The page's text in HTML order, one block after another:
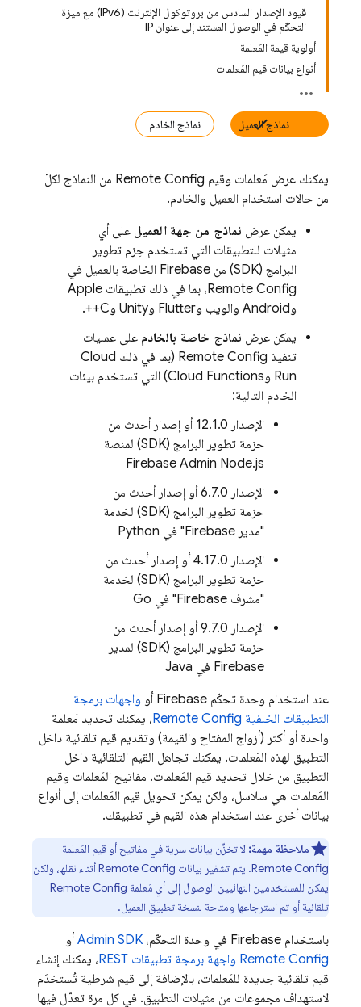
قيود الإصدار السادس من بروتوكول الإنترنت (IPv6) مع ميزة
التحكّم في الوصول المستند إلى عنوان IP
أولوية قيمة المَعلمة
أنواع بيانات قيم المَعلمات
نماذج العميل نماذج الخادم
يمكنك عرض مَعلمات وقيم Remote Config من النماذج لكلّ
من حالات استخدام العميل والخادم.
يمكن عرض نماذج من جهة العميل على أي
مثيلات للتطبيقات التي تستخدم حِزم تطوير
البرامج (SDK) من Firebase الخاصة بالعميل في
Remote Config
، بما في ذلك تطبيقات Apple
وAndroid والويب وFlutter وUnity وC++.
يمكن عرض نماذج خاصة بالخادم على عمليات
تنفيذ Remote Config
(بما في ذلك Cloud
Run وCloud Functions) التي تستخدم بيئات
الخادم التالية:
الإصدار 12.1.0 أو إصدار أحدث من
حزمة تطوير البرامج (SDK) لمنصة
Firebase Admin Node.js
الإصدار 6.7.0 أو إصدار أحدث من
حزمة تطوير البرامج (SDK) لخدمة
"مدير Firebase" في Python
الإصدار 4.17.0 أو إصدار أحدث من
حزمة تطوير البرامج (SDK) لخدمة
"مشرف Firebase" في Go
الإصدار 9.7.0 أو إصدار أحدث من
حزمة تطوير البرامج (SDK) لمدير
Firebase في Java
عند استخدام وحدة تحكّم Firebase أو واجهات برمجة
التطبيقات الخلفية Remote Config، يمكنك تحديد مَعلمة
واحدة أو أكثر (أزواج المفتاح والقيمة) وتقديم قيم تلقائية داخل
التطبيق لهذه المَعلمات. يمكنك تجاهل القيم التلقائية داخل
التطبيق من خلال تحديد قيم المَعلمات. مفاتيح المَعلمات وقيم
المَعلمات هي سلاسل، ولكن يمكن تحويل قيم المَعلمات إلى أنواع
بيانات أخرى عند استخدام هذه القيم في تطبيقك.
ملاحظة مهمة: لا تخزِّن بيانات سرية في مفاتيح أو قيم المَعلمة
Remote Config. يتم تشفير بيانات Remote Configأثناء نقلها، ولكن
يمكن للمستخدمين النهائيين الوصول إلى أي مَعلمة Remote Config
تلقائية أو تم استرجاعها ومتاحة لنسخة تطبيق العميل.
باستخدام Firebase في وحدة التحكّم، Admin SDK أو
Remote Config واجهة برمجة تطبيقات REST
، يمكنك إنشاء
قيم تلقائية جديدة للمَعلمات، بالإضافة إلى قيم شرطية تُستخدَم
لاستهداف مجموعات من مثيلات التطبيق. في كل مرة تعدّل فيها